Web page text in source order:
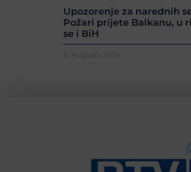
Upozorenje za narednih
Požari prijete Balkanu, u
se i BiH
6. Augusta 2026.